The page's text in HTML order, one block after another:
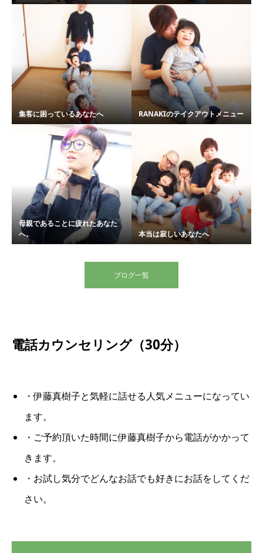
集客に困っているあなたへ RANAKIのテイクアウトメニュー
母親であることに疲れたあなた
へ。
本当は寂しいあなたへ
ブログ一覧
電話カウンセリング（30分）
・伊藤真樹子と気軽に話せる人気メニューになってい
ます。
・ご予約頂いた時間に伊藤真樹子から電話がかかって
きます。
・お試し気分でどんなお話でも好きにお話をしてくだ
さい。